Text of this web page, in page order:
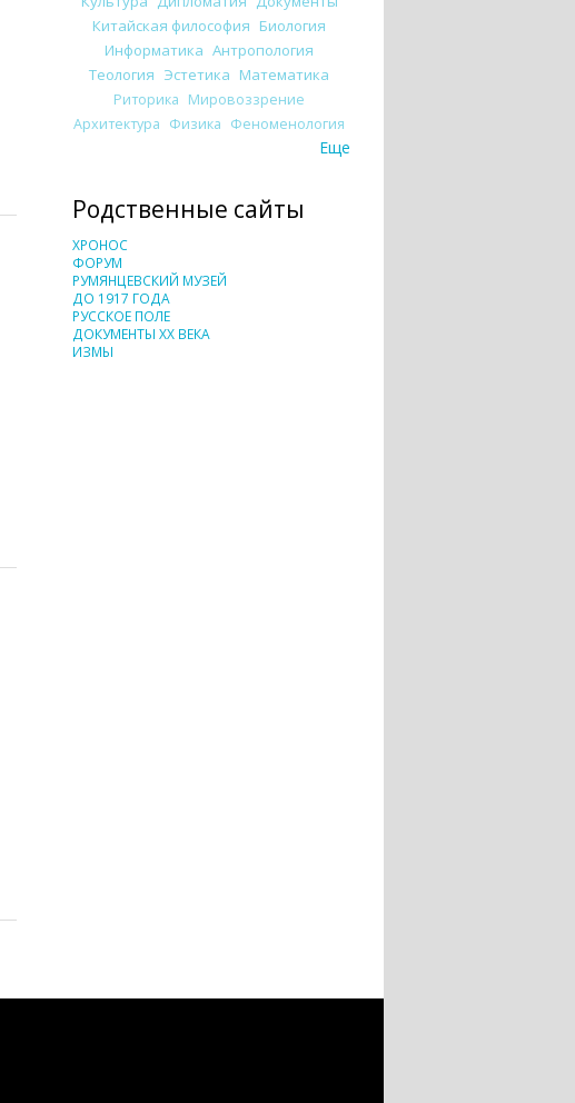
Китайская философия Биология
Информатика Антропология
Теология Эстетика Математика
Риторика Мировоззрение
Архитектура Физика Феноменология
Еще
Родственные сайты
ХРОНОС
ФОРУМ
РУМЯНЦЕВСКИЙ МУЗЕЙ
ДО 1917 ГОДА
РУССКОЕ ПОЛЕ
ДОКУМЕНТЫ XX ВЕКА
ИЗМЫ